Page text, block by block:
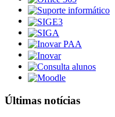
Últimas notícias